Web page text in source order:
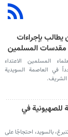
يطالب بإجراءات
مقدسات المسلمين
المسلمين الاعتداء
في العاصمة السويدية
للصهيونية في
بالسويد، احتجاجًا على